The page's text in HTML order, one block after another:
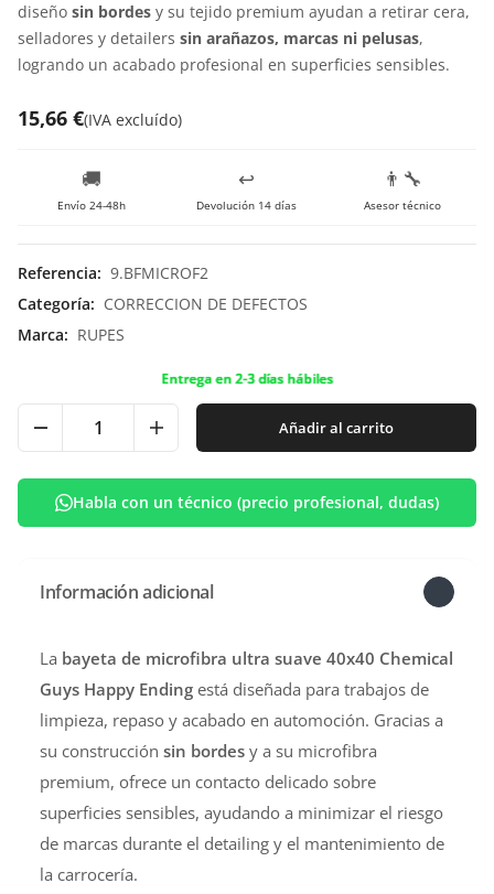
diseño sin bordes y su tejido premium ayudan a retirar cera,
selladores y detailers sin arañazos, marcas ni pelusas,
logrando un acabado profesional en superficies sensibles.
15,66 €(IVA excluído)
🚚
Envío 24-48h
↩️
Devolución 14 días
👨‍🔧
Asesor técnico
Referencia: 9.BFMICROF2
Categoría: CORRECCION DE DEFECTOS
Marca: RUPES
Entrega en 2-3 días hábiles
Añadir al carrito
Habla con un técnico (precio profesional, dudas)
Información adicional
La bayeta de microfibra ultra suave 40x40 Chemical
Guys Happy Ending está diseñada para trabajos de
limpieza, repaso y acabado en automoción. Gracias a
su construcción sin bordes y a su microfibra
premium, ofrece un contacto delicado sobre
superficies sensibles, ayudando a minimizar el riesgo
de marcas durante el detailing y el mantenimiento de
la carrocería.